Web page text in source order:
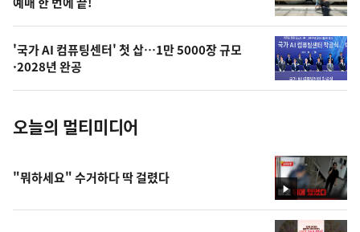
늘
의
사
진
'국가 AI 컴퓨팅센터' 첫 삽…1만 5000장 규모
·2028년 완공
오늘의 멀티미디어
영
상
"뭐하세요" 수거하다 딱 걸렸다